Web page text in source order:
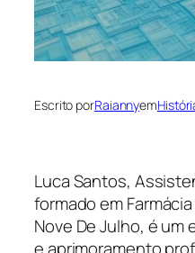
Escrito porRaiannyem
Luca Santos,
formado em
Nove De Julho, é